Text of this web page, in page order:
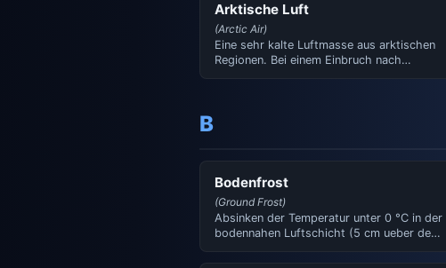
Arktische Luft
(Arctic Air)
Eine sehr kalte Luftmasse aus arktischen
Regionen. Bei einem Einbruch nach
B
Bodenfrost
(Ground Frost)
Absinken der Temperatur unter 0 °C in der
bodennahen Luftschicht (5 cm ueber dem